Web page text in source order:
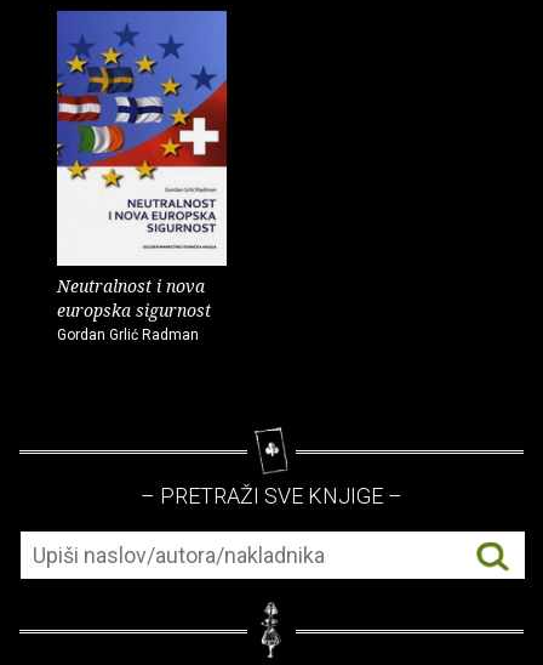
Neutralnost i nova
europska sigurnost
Gordan Grlić Radman
– PRETRAŽI SVE KNJIGE –